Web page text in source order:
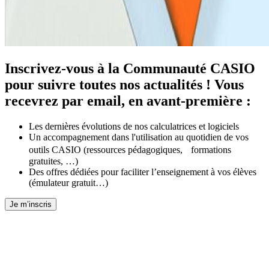
Inscrivez-vous à la Communauté CASIO
pour suivre toutes nos actualités ! Vous
recevrez par email, en avant-première :
Les dernières évolutions de nos calculatrices et logiciels
Un accompagnement dans l'utilisation au quotidien de vos
outils CASIO (ressources pédagogiques, formations
gratuites, …)
Des offres dédiées pour faciliter l’enseignement à vos élèves
(émulateur gratuit…)
Je m’inscris